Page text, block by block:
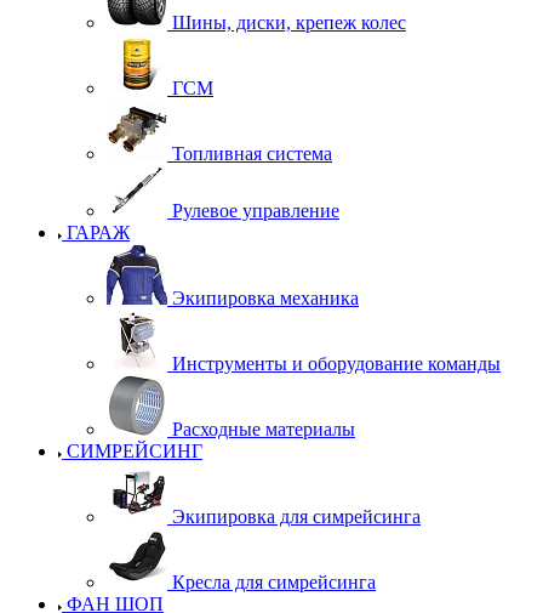
Шины, диски, крепеж колес
ГСМ
Топливная система
Рулевое управление
ГАРАЖ
Экипировка механика
Инструменты и оборудование команды
Расходные материалы
СИМРЕЙСИНГ
Экипировка для симрейсинга
Кресла для симрейсинга
ФАН ШОП